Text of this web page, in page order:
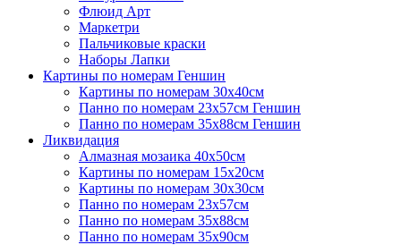
Флюид Арт
Маркетри
Пальчиковые краски
Наборы Лапки
Картины по номерам Геншин
Картины по номерам 30х40см
Панно по номерам 23х57см Геншин
Панно по номерам 35х88см Геншин
Ликвидация
Алмазная мозаика 40х50см
Картины по номерам 15х20см
Картины по номерам 30х30см
Панно по номерам 23х57см
Панно по номерам 35х88см
Панно по номерам 35х90см